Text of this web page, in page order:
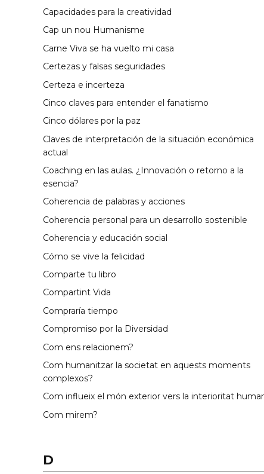
Capacidades para la creatividad
Cap un nou Humanisme
Carne Viva se ha vuelto mi casa
Certezas y falsas seguridades
Certeza e incerteza
Cinco claves para entender el fanatismo
Cinco dólares por la paz
Claves de interpretación de la situación económica
actual
Coaching en las aulas. ¿Innovación o retorno a la
esencia?
Coherencia de palabras y acciones
Coherencia personal para un desarrollo sostenible
Coherencia y educación social
Cómo se vive la felicidad
Comparte tu libro
Compartint Vida
Compraría tiempo
Compromiso por la Diversidad
Com ens relacionem?
Com humanitzar la societat en aquests moments
complexos?
Com influeix el món exterior vers la interioritat
Com mirem?
D